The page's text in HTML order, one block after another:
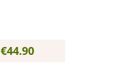
€44.90